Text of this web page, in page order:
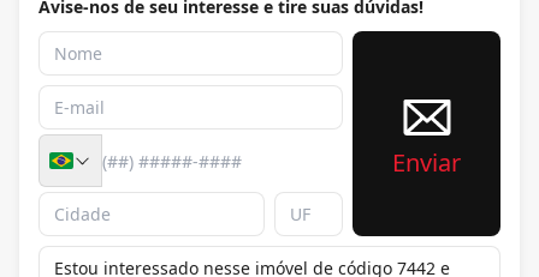
Avise-nos de seu interesse e tire suas dúvidas!
Enviar